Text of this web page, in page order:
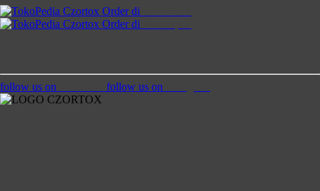
Order di
Order di
follow us on follow us on